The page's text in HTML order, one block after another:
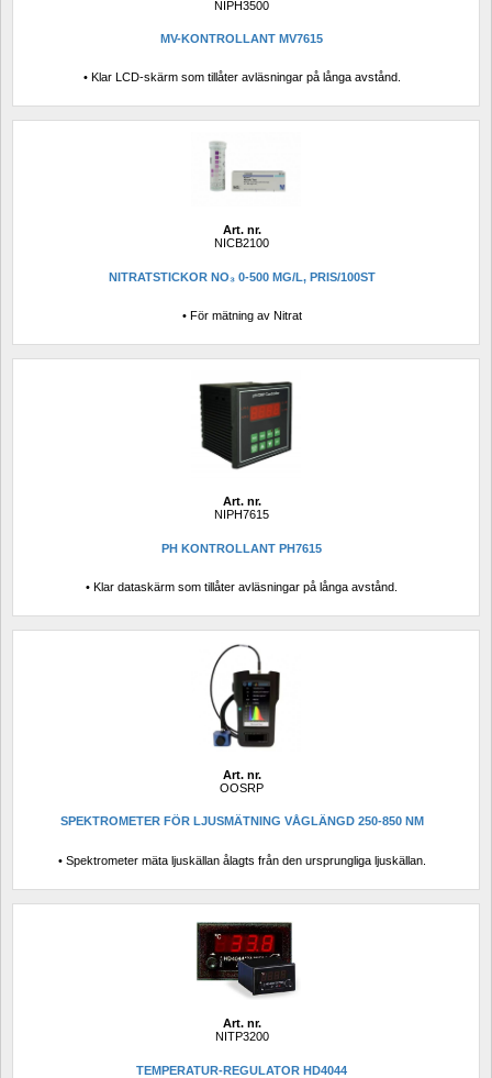
NIPH3500
MV-KONTROLLANT MV7615
• Klar LCD-skärm som tillåter avläsningar på långa avstånd.
Art. nr.
NICB2100
NITRATSTICKOR NO₃ 0-500 MG/L, PRIS/100ST
• För mätning av Nitrat
Art. nr.
NIPH7615
PH KONTROLLANT PH7615
• Klar dataskärm som tillåter avläsningar på långa avstånd.
Art. nr.
OOSRP
SPEKTROMETER FÖR LJUSMÄTNING VÅGLÄNGD 250-850 NM
• Spektrometer mäta ljuskällan ålagts från den ursprungliga ljuskällan.
Art. nr.
NITP3200
TEMPERATUR-REGULATOR HD4044